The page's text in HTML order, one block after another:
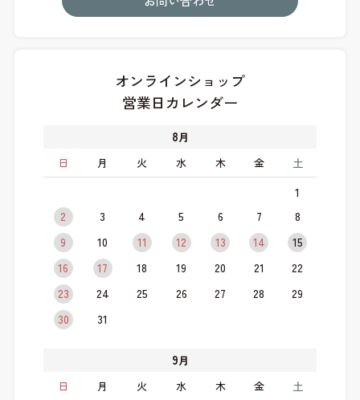
オンラインショップ
営業日カレンダー
8月
日
月 火 水 木 金 土
1
2
3 4 5 6 7
8
9
10 11 12 13 14
15
16
17 18 19 20 21
22
23
24 25 26 27 28
29
30
31
9月
日
月 火 水 木 金 土